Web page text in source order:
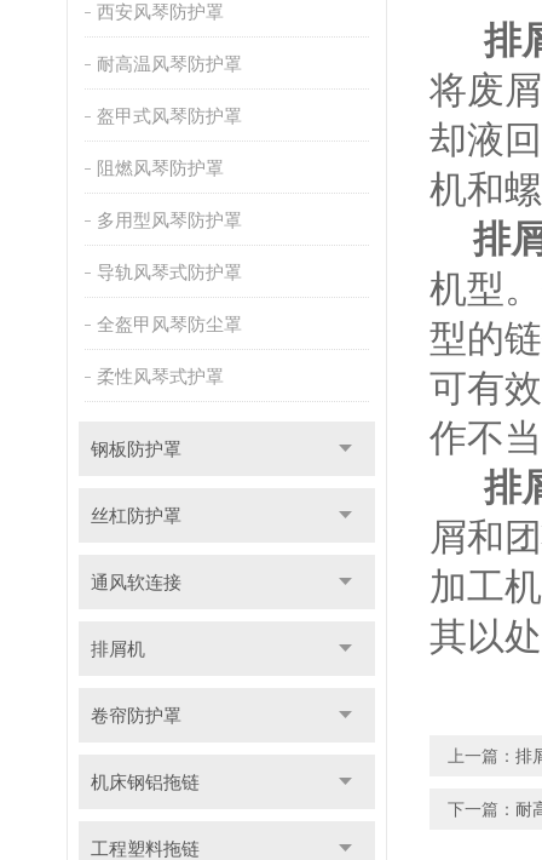
西安风琴防护罩
耐高温风琴防护罩
盔甲式风琴防护罩
阻燃风琴防护罩
多用型风琴防护罩
导轨风琴式防护罩
全盔甲风琴防尘罩
柔性风琴式护罩
钢板防护罩
丝杠防护罩
通风软连接
排屑机
卷帘防护罩
机床钢铝拖链
工程塑料拖链
排
将废
却液
机和
排
机型
型的
可有
作不
排
屑和
加工
其以
上一篇： 排
下一篇： 耐